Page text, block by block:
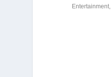
Entertainment,